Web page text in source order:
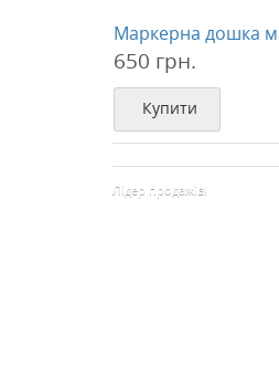
Маркерна дошка
650 грн.
Купити
Лідер продажів!